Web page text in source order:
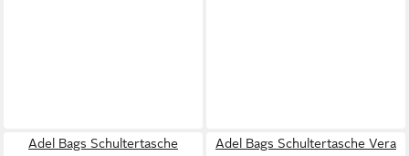
Adel Bags Schultertasche
Adel Bags Schultertasche Vera